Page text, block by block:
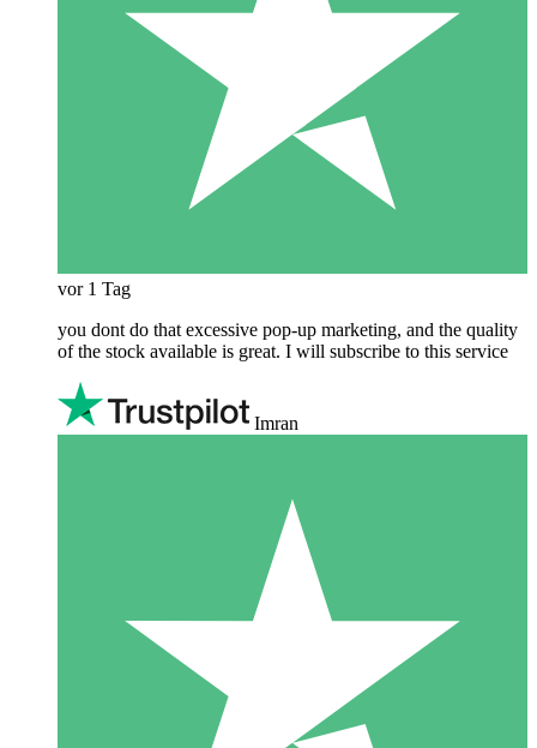
vor 1 Tag
you dont do that excessive pop-up marketing, and the quality
of the stock available is great. I will subscribe to this service
Imran